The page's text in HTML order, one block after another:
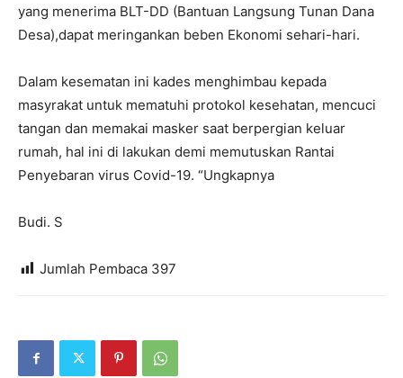
yang menerima BLT-DD (Bantuan Langsung Tunan Dana
Desa),dapat meringankan beben Ekonomi sehari-hari.
Dalam kesematan ini kades menghimbau kepada
masyrakat untuk mematuhi protokol kesehatan, mencuci
tangan dan memakai masker saat berpergian keluar
rumah, hal ini di lakukan demi memutuskan Rantai
Penyebaran virus Covid-19. “Ungkapnya
Budi. S
Jumlah Pembaca 397